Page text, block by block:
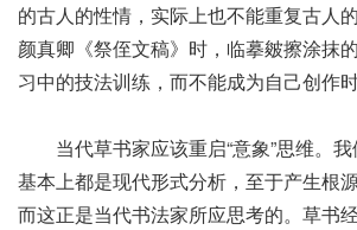
的古人的性情，实际上也不能重复古人
颜真卿《祭侄文稿》时，临摹皴擦涂抹
习中的技法训练，而不能成为自己创作时
当代草书家应该重启“意象”思维。我
基本上都是现代形式分析，至于产生根
而这正是当代书法家所应思考的。草书